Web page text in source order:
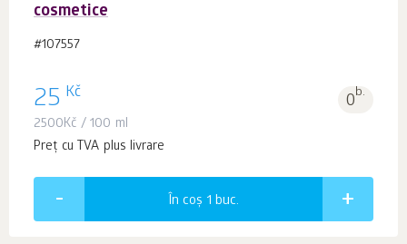
cosmetice
#107557
25 Kč 0b.
2500Kč / 100 ml
Preț cu TVA plus livrare
În coș 1 buc.